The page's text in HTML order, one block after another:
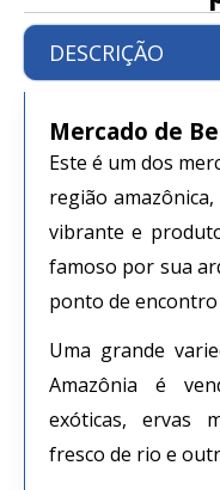
DESCRIÇÃO
Mercado de
Este é um dos
região
vibrante e
famoso por sua
ponto de
Uma grande
Amazônia é
exóticas, ervas
fresco de rio e